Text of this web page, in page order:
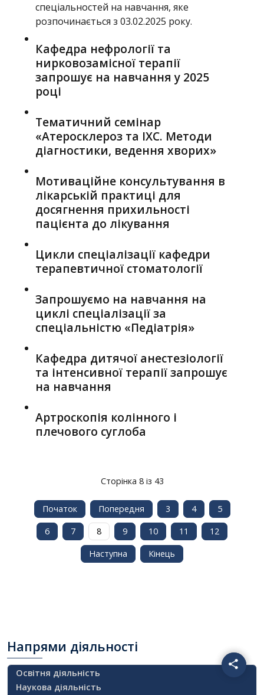
спеціальностей на навчання, яке
розпочинається з 03.02.2025 року.
Кафедра нефрології та
нирковозамісної терапії
запрошує на навчання у 2025
році
Тематичний семінар
«Атеросклероз та ІХС. Методи
діагностики, ведення хворих»
Мотиваційне консультування в
лікарській практиці для
досягнення прихильності
пацієнта до лікування
Цикли спеціалізації кафедри
терапевтичної стоматології
Запрошуємо на навчання на
циклі спеціалізації за
спеціальністю «Педіатрія»
Кафедра дитячої анестезіології
та інтенсивної терапії запрошує
на навчання
Артроскопія колінного і
плечового суглоба
Сторінка 8 із 43
Початок Попередня 3 4
5
6
7 8 9 10 11
12
Наступна
Кінець
Напрями діяльності
Освітня діяльність
Наукова діяльність